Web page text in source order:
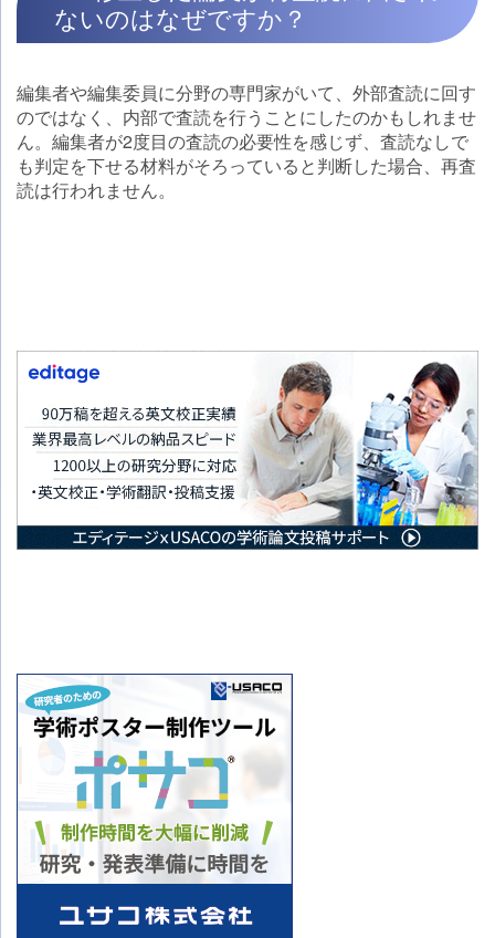
ないのはなぜですか？
編集者や編集委員に分野の専門家がいて、外部査読に回す
のではなく、内部で査読を行うことにしたのかもしれませ
ん。編集者が2度目の査読の必要性を感じず、査読なしで
も判定を下せる材料がそろっていると判断した場合、再査
読は行われません。